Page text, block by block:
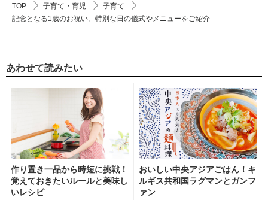
TOP 子育て・育児
子育て
記念となる1歳のお祝い。特別な日の儀式やメニューをご紹介
あわせて読みたい
作り置き一品から時短に挑戦！
覚えておきたいルールと美味し
いレシピ
おいしい中央アジアごはん！キ
ルギス共和国ラグマンとガンフ
ァン